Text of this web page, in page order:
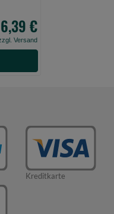
€
Versand
Kreditkarte